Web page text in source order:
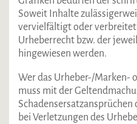
Soweit Inhalte
vervielfältigt oder verbreitet
Urheberrecht bzw. der
hingewiesen werden.
Wer das Urheber-/Marken-
muss mit der
Schadensersatzansprüchen
bei Verletzungen des